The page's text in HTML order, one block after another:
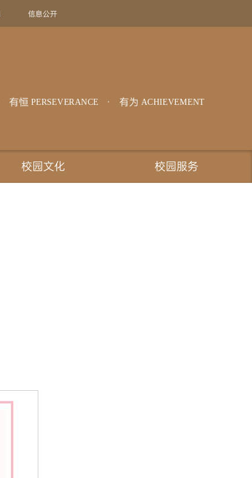
信息公开
有恒 PERSEVERANCE 有为 ACHIEVEMENT
校园文化 校园服务